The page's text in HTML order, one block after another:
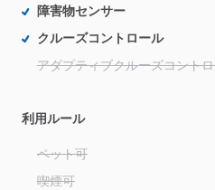
障害物センサー
クルーズコントロール
アダプティブクルーズコント
利用ルール
ペット可
喫煙可